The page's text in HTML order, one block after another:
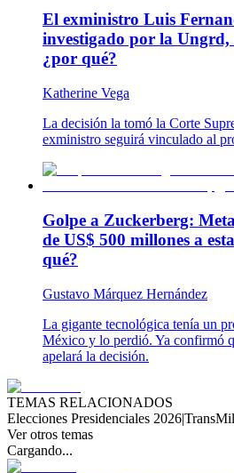
El exministro Luis
investigado por la
¿por qué?
Katherine Vega
La decisión la tomó la Corte
exministro seguirá vinculado al
Golpe a Zuckerberg:
de US$ 500 millones a
qué?
Gustavo Márquez Hernández
La gigante tecnológica tenía un
México y lo perdió. Ya confirmó
apelará la decisión.
TEMAS RELACIONADOS
Elecciones Presidenciales 2026|
Ver otros temas
Cargando...